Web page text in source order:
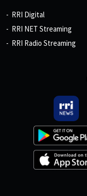
RRI Digital
RRI NET Streaming
RRI Radio Streaming